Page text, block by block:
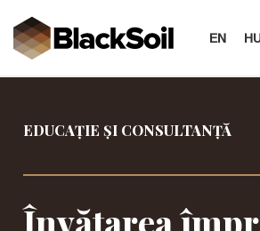
Treci
la
EN
EDUCAȚIE ȘI CONSULTANȚĂ
Învățarea